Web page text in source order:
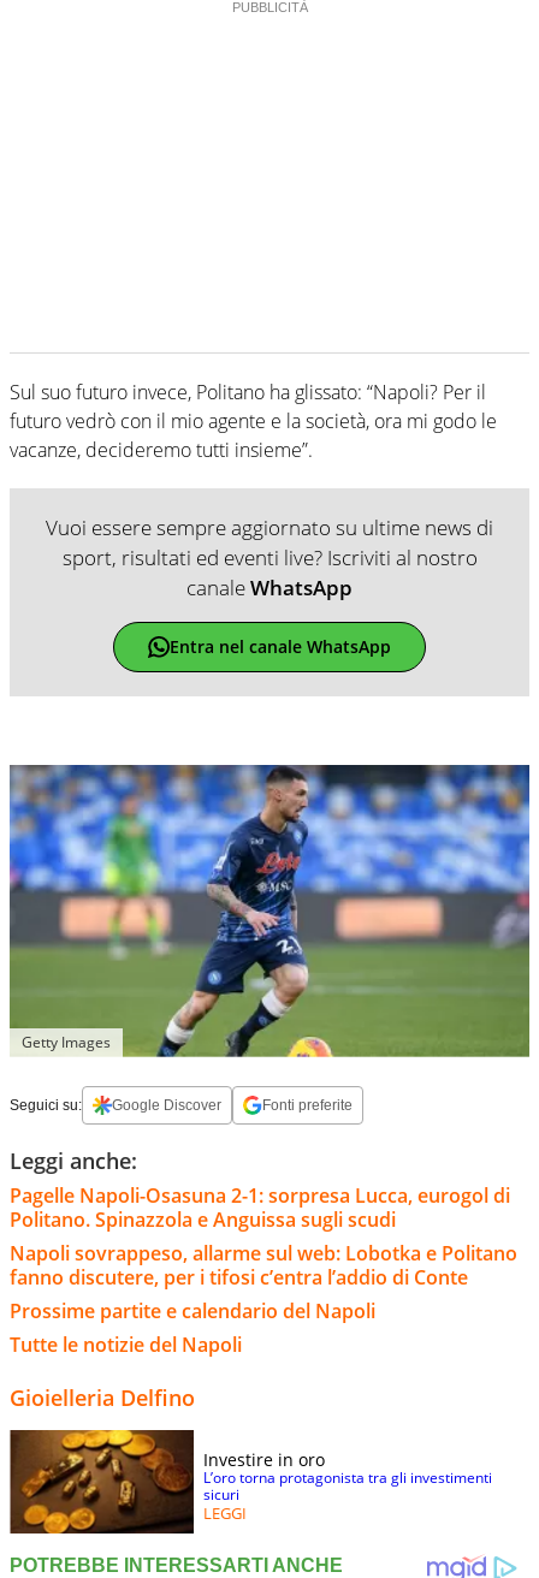
Sul suo futuro invece, Politano ha glissato: “Napoli? Per il
futuro vedrò con il mio agente e la società, ora mi godo le
vacanze, decideremo tutti insieme”.
Vuoi essere sempre aggiornato su ultime news di
sport, risultati ed eventi live? Iscriviti al nostro
canaleWhatsApp
Entra nel canale WhatsApp
Getty Images
Seguici su: Google Discover Fonti preferite
Leggi anche:
Pagelle Napoli-Osasuna 2-1: sorpresa Lucca, eurogol di
Politano. Spinazzola e Anguissa sugli scudi
Napoli sovrappeso, allarme sul web: Lobotka e Politano
fanno discutere, per i tifosi c’entra l’addio di Conte
Prossime partite e calendario del Napoli
Tutte le notizie del Napoli
Gioielleria Delfino
Investire in oro
L’oro torna protagonista tra gli investimenti
sicuri
LEGGI